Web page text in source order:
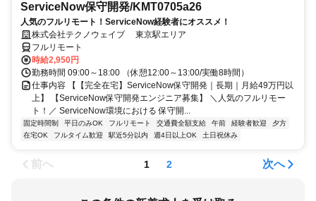
ServiceNow保守開発/KMT0705a26
人気のフルリモート！ServiceNow経験者にオススメ！
株式会社テクノウェイブ 東京駅エリア
フルリモート
時給2,950円
勤務時間 09:00～18:00 （休憩12:00～13:00/実働8時間）
仕事内容 【【完全在宅】ServiceNow保守開発｜長期｜月給49万円以
上】 【ServiceNow保守開発エンジニア募集】 ＼人気のフルリモー
ト！／ ServiceNow環境における 保守開...
固定時間制 平日のみOK フルリモート 交通費全額支給 午前 経験者歓迎
夕方
在宅OK
フルタイム歓迎 駅近5分以内 週4日以上OK 土日祝休み
前へ 1 2 次へ